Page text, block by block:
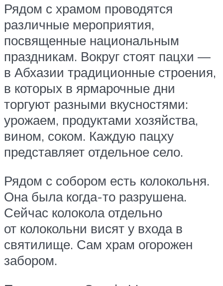
Рядом с храмом проводятся
различные мероприятия,
посвященные национальным
праздникам. Вокруг стоят пацхи —
в Абхазии традиционные строения,
в которых в ярмарочные дни
торгуют разными вкусностями:
урожаем, продуктами хозяйства,
вином, соком. Каждую пацху
представляет отдельное село.
Рядом с собором есть колокольня.
Она была когда-то разрушена.
Сейчас колокола отдельно
от колокольни висят у входа в
святилище. Сам храм огорожен
забором.